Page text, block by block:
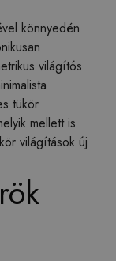
könnyedén
világítós
tükör
mellett is
világítások új